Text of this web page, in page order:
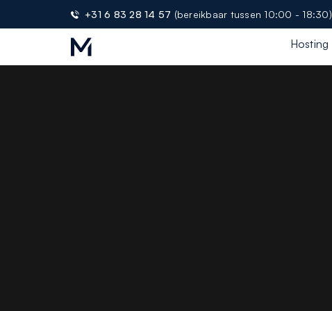
+31 6 83 28 14 57 (bereikbaar tussen 10:00 - 18:30)
Hosting